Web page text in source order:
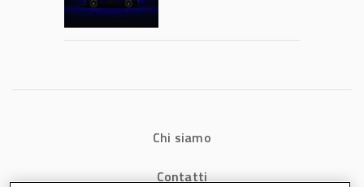
diventa ingegneria
Chi siamo
Contatti